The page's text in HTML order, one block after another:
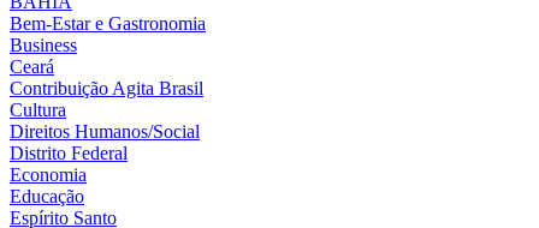
Bem-Estar e Gastronomia
Business
Ceará
Contribuição Agita Brasil
Cultura
Direitos Humanos/Social
Distrito Federal
Economia
Educação
Espírito Santo